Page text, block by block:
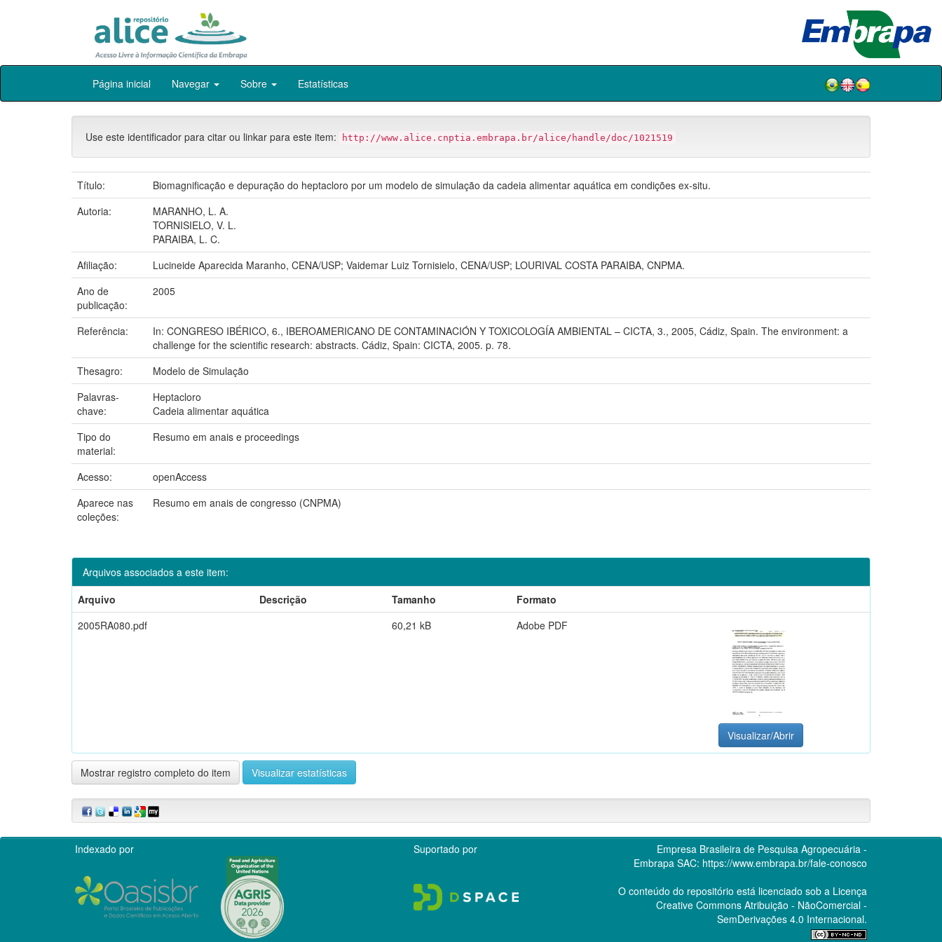
Skip
Página inicial Navegar Sobre Estatísticas
Use este identificador para citar ou linkar para este item: http://www.alice.cnptia.embrapa.br/alice/handle/doc/1021519
Título:
Biomagnificação e depuração do heptacloro por um modelo de simulação da cadeia alimentar aquática em condições ex-situ.
Autoria:
MARANHO, L. A.
TORNISIELO, V. L.
PARAIBA, L. C.
Afiliação:
Lucineide Aparecida Maranho, CENA/USP; Vaidemar Luiz Tornisielo, CENA/USP; LOURIVAL COSTA PARAIBA, CNPMA.
Ano de
publicação:
2005
Referência:
In: CONGRESO IBÉRICO, 6., IBEROAMERICANO DE CONTAMINACIÓN Y TOXICOLOGÍA AMBIENTAL – CICTA, 3., 2005, Cádiz, Spain. The environment: a
challenge for the scientific research: abstracts. Cádiz, Spain: CICTA, 2005. p. 78.
Thesagro:
Modelo de Simulação
Palavras-
chave:
Heptacloro
Cadeia alimentar aquática
Tipo do
material:
Resumo em anais e proceedings
Acesso:
openAccess
Aparece nas
coleções:
Resumo em anais de congresso (CNPMA)
Arquivos associados a este item:
Arquivo
Descrição Tamanho
Formato
2005RA080.pdf
60,21 kB Adobe PDF
Visualizar/Abrir
Mostrar registro completo do item Visualizar estatísticas
Indexado por Suportado por
Empresa Brasileira de Pesquisa Agropecuária -
Embrapa SAC: https://www.embrapa.br/fale-conosco
O conteúdo do repositório está licenciado sob a Licença
Creative CommonsAtribuição - NãoComercial -
SemDerivações 4.0 Internacional.